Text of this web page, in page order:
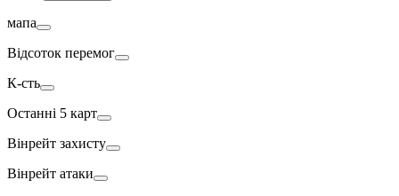
мапа
Відсоток перемог
К-сть
Останні 5 карт
Вінрейт захисту
Вінрейт атаки